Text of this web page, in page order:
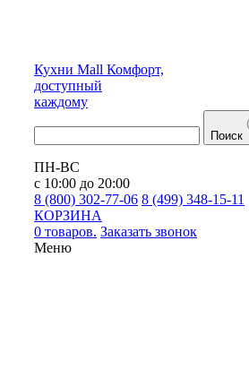
Кухни Mall Комфорт,
доступный
каждому
Поиск
ПН-ВС
с 10:00 до 20:00
8 (800) 302-77-06 8 (499) 348-15-11
КОРЗИНА
0 товаров. Заказать звонок
Меню